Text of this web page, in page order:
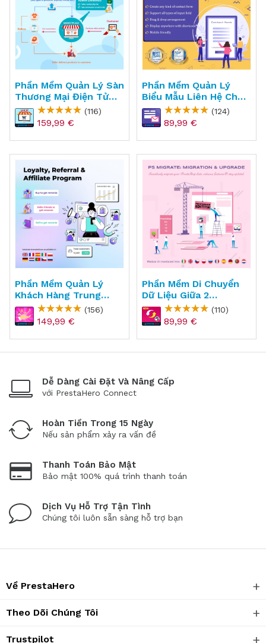
Phần Mềm Quản Lý Sàn
Thương Mại Điện Tử
Cho PrestaShop -
Marketplace Builder
(116)
159,99 €
Phần Mềm Quản Lý
Biểu Mẫu Liên Hệ Cho
PrestaShop - Contact
Form Ultimate
(124)
89,99 €
Phần Mềm Quản Lý
Khách Hàng Trung
Thành, Tiếp Thị Giới
Thiệu & Liên Kết Cho
PrestaShop - Loyalty,
Referral & Affiliate
Marketing
(156)
149,99 €
Phần Mềm Di Chuyển
Dữ Liệu Giữa 2
Websites PrestaShop
- PS Migrator
(110)
89,99 €
Dễ Dàng Cài Đặt Và Nâng Cấp
với PrestaHero Connect
Hoàn Tiền Trong 15 Ngày
Nếu sản phẩm xảy ra vấn đề
Thanh Toán Bảo Mật
Bảo mật 100% quá trình thanh toán
Dịch Vụ Hỗ Trợ Tận Tình
Chúng tôi luôn sẵn sàng hỗ trợ bạn
Về PrestaHero
Theo Dõi Chúng Tôi
Trustpilot